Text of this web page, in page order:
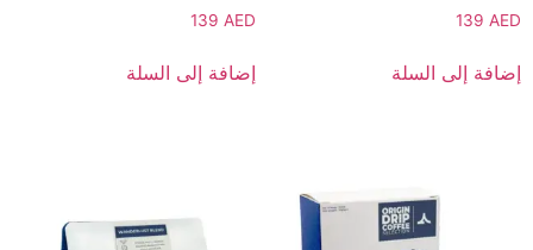
139 AED
إضافة إلى السلة
139AED
إضافة إلى السلة